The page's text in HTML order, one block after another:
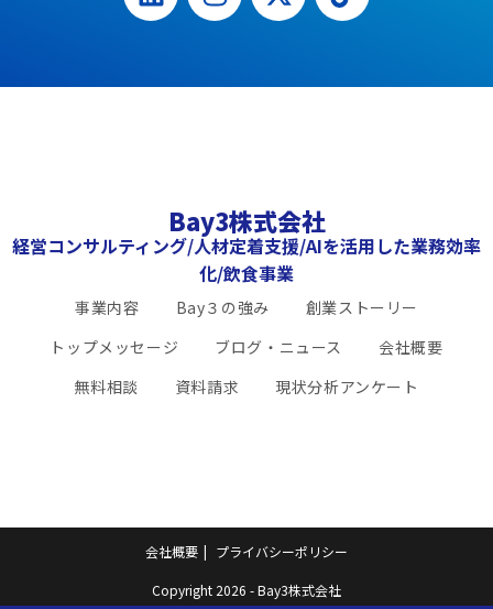
Bay3株式会社
経営コンサルティング/人材定着支援/AIを活用した業務効率
化/飲食事業
事業内容 Bay３の強み
創業ストーリー
トップメッセージ
ブログ・ニュース
会社概要
無料相談
資料請求 現状分析アンケート
会社概要 プライバシーポリシー
Copyright 2026 - Bay3株式会社